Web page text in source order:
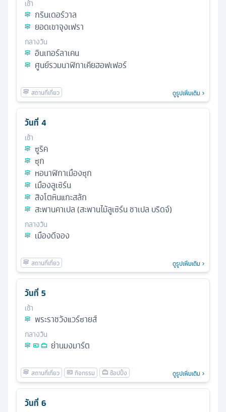
เช้า
กรินเดอร์วาล
ยอดเขาจุงเฟรา
กลางวัน
อินเทอร์ลาเคน
ศูนย์รวมนาฬิกาเคียฮอฟเฟอร์
ดูรูปเพิ่มเติม
วันที่ 4
เช้า
ซูริค
ซุก
หอนาฬิกาเมืองซุก
เมืองลูเซิร์น
สิงโตหินแกะสลัก
สะพานคาเปล (สะพานไม้ลูเซิร์น ชาเปล บริดจ์)
กลางวัน
เมืองดีจอง
ดูรูปเพิ่มเติม
วันที่ 5
เช้า
พระราชวังแวร์ซายส์
กลางวัน
ย่านมงมาร์ต
ดูรูปเพิ่มเติม
วันที่ 6